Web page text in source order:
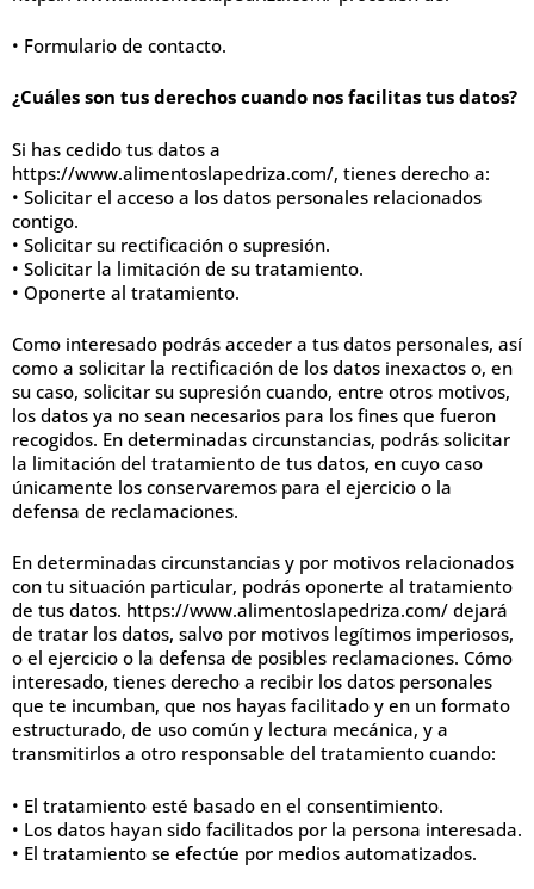
• Formulario de contacto.
¿Cuáles son tus derechos cuando nos facilitas tus datos?
Si has cedido tus datos a
https://www.alimentoslapedriza.com/, tienes derecho a:
• Solicitar el acceso a los datos personales relacionados
contigo.
• Solicitar su rectificación o supresión.
• Solicitar la limitación de su tratamiento.
• Oponerte al tratamiento.
Como interesado podrás acceder a tus datos personales, así
como a solicitar la rectificación de los datos inexactos o, en
su caso, solicitar su supresión cuando, entre otros motivos,
los datos ya no sean necesarios para los fines que fueron
recogidos. En determinadas circunstancias, podrás solicitar
la limitación del tratamiento de tus datos, en cuyo caso
únicamente los conservaremos para el ejercicio o la
defensa de reclamaciones.
En determinadas circunstancias y por motivos relacionados
con tu situación particular, podrás oponerte al tratamiento
de tus datos. https://www.alimentoslapedriza.com/ dejará
de tratar los datos, salvo por motivos legítimos imperiosos,
o el ejercicio o la defensa de posibles reclamaciones. Cómo
interesado, tienes derecho a recibir los datos personales
que te incumban, que nos hayas facilitado y en un formato
estructurado, de uso común y lectura mecánica, y a
transmitirlos a otro responsable del tratamiento cuando:
• El tratamiento esté basado en el consentimiento.
• Los datos hayan sido facilitados por la persona interesada.
• El tratamiento se efectúe por medios automatizados.